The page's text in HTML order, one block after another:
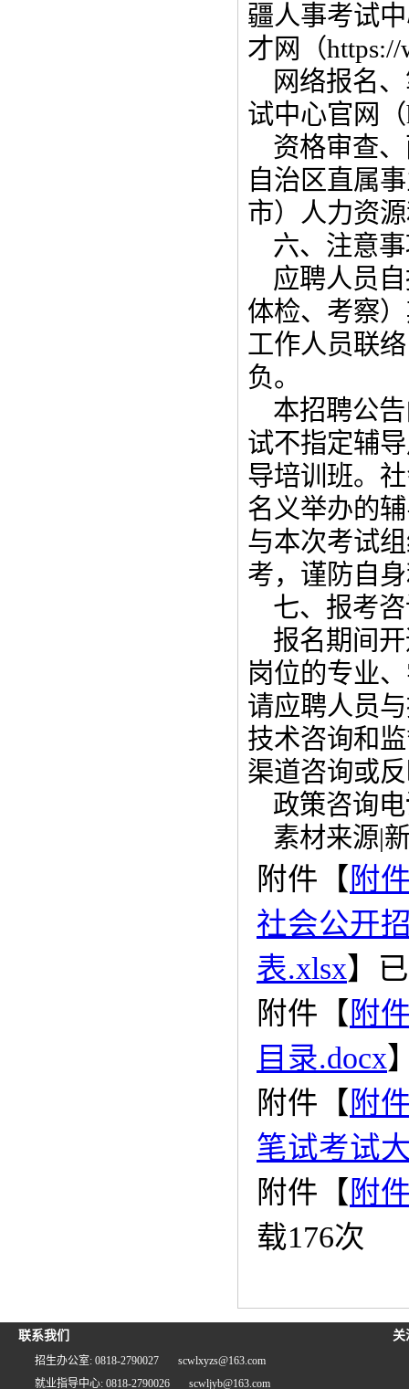
疆人事考试
才网（
网络报名
试中心官网
资格审查
自治区直属
市）人力资
六、注意
应聘人员
体检、考察
工作人员联
负。
本招聘公
试不指定辅
导培训班。
名义举办的
与本次考试
考，谨防自
七、报考
报名期间
岗位的专业
请应聘人员
技术咨询和
渠道咨询或
政策咨询
素材来源|
附件【 附
社会公开
表.xlsx】
附件【 附
目录.docx
附件【 附
笔试考试
附件【 附
载176次
联系我们
招生办公室: 0818-2790027
scwlxyzs@163.com
就业指导中心: 0818-2790026
scwljyb@163.com
关